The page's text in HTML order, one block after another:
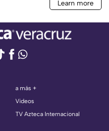
a más +
Videos
TV Azteca Internacional